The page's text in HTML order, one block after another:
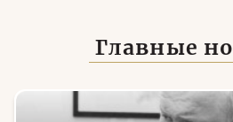
Главные